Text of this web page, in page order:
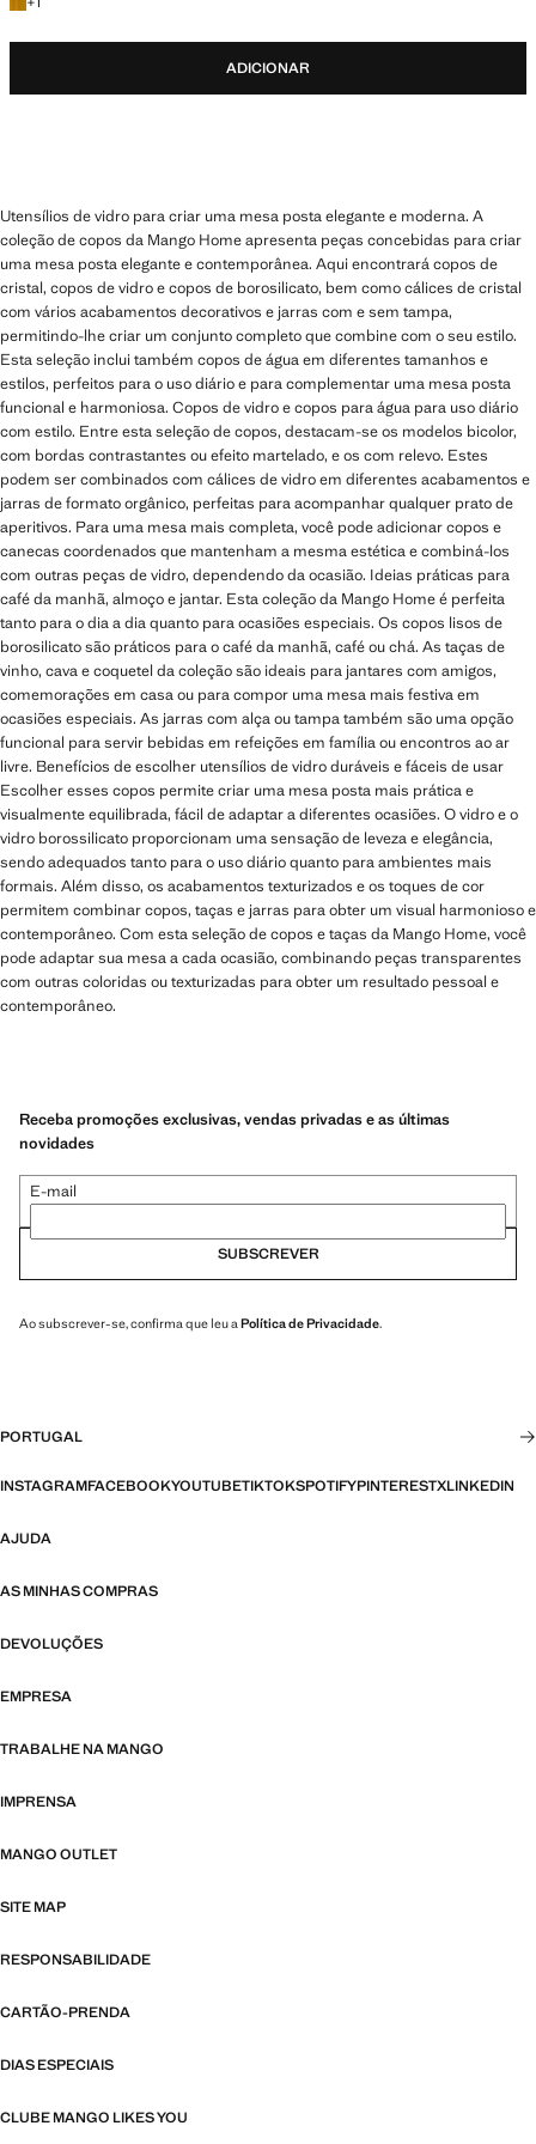
ADICIONAR
Utensílios de vidro para criar uma mesa posta elegante e moderna. A
coleção de copos da Mango Home apresenta peças concebidas para criar
uma mesa posta elegante e contemporânea. Aqui encontrará copos de
cristal, copos de vidro e copos de borosilicato, bem como cálices de cristal
com vários acabamentos decorativos e jarras com e sem tampa,
permitindo-lhe criar um conjunto completo que combine com o seu estilo.
Esta seleção inclui também copos de água em diferentes tamanhos e
estilos, perfeitos para o uso diário e para complementar uma mesa posta
funcional e harmoniosa. Copos de vidro e copos para água para uso diário
com estilo. Entre esta seleção de copos, destacam-se os modelos bicolor,
com bordas contrastantes ou efeito martelado, e os com relevo. Estes
podem ser combinados com cálices de vidro em diferentes acabamentos e
jarras de formato orgânico, perfeitas para acompanhar qualquer prato de
aperitivos. Para uma mesa mais completa, você pode adicionar copos e
canecas coordenados que mantenham a mesma estética e combiná-los
com outras peças de vidro, dependendo da ocasião. Ideias práticas para
café da manhã, almoço e jantar. Esta coleção da Mango Home é perfeita
tanto para o dia a dia quanto para ocasiões especiais. Os copos lisos de
borosilicato são práticos para o café da manhã, café ou chá. As taças de
vinho, cava e coquetel da coleção são ideais para jantares com amigos,
comemorações em casa ou para compor uma mesa mais festiva em
ocasiões especiais. As jarras com alça ou tampa também são uma opção
funcional para servir bebidas em refeições em família ou encontros ao ar
livre. Benefícios de escolher utensílios de vidro duráveis ​​e fáceis de usar
Escolher esses copos permite criar uma mesa posta mais prática e
visualmente equilibrada, fácil de adaptar a diferentes ocasiões. O vidro e o
vidro borossilicato proporcionam uma sensação de leveza e elegância,
sendo adequados tanto para o uso diário quanto para ambientes mais
formais. Além disso, os acabamentos texturizados e os toques de cor
permitem combinar copos, taças e jarras para obter um visual harmonioso e
contemporâneo. Com esta seleção de copos e taças da Mango Home, você
pode adaptar sua mesa a cada ocasião, combinando peças transparentes
com outras coloridas ou texturizadas para obter um resultado pessoal e
contemporâneo.
Receba promoções exclusivas, vendas privadas e as últimas
novidades
E-mail
SUBSCREVER
Ao subscrever-se, confirma que leu a Política de Privacidade.
PORTUGAL
INSTAGRAMFACEBOOKYOUTUBETIKTOKSPOTIFYPINTERESTXLINKEDIN
AJUDA
AS MINHAS COMPRAS
DEVOLUÇÕES
EMPRESA
TRABALHE NA MANGO
IMPRENSA
MANGO OUTLET
SITE MAP
RESPONSABILIDADE
CARTÃO-PRENDA
DIAS ESPECIAIS
CLUBE MANGO LIKES YOU